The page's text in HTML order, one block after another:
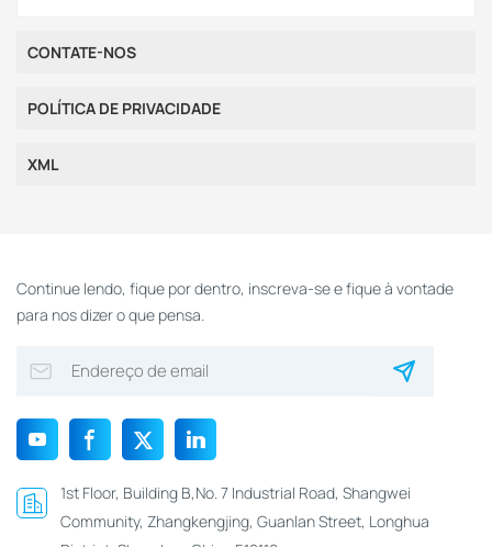
CONTATE-NOS
POLÍTICA DE PRIVACIDADE
XML
Continue lendo, fique por dentro, inscreva-se e fique à vontade
para nos dizer o que pensa.
1st Floor, Building B,No. 7 Industrial Road, Shangwei
Community, Zhangkengjing, Guanlan Street, Longhua